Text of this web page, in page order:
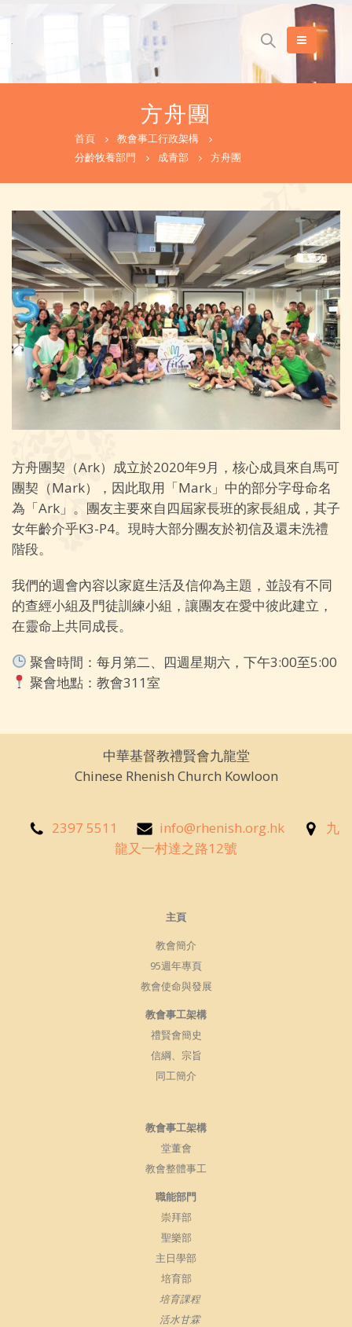
方舟團
首頁
教會事工行政架構
分齡牧養部門
成青部 方舟團
方舟團契（Ark）成立於2020年9月，核心成員來自馬可
團契（Mark），因此取用「Mark」中的部分字母命名
為「Ark」。團友主要來自四屆家長班的家長組成，其子
女年齡介乎K3-P4。現時大部分團友於初信及還未洗禮
階段。
我們的週會內容以家庭生活及信仰為主題，並設有不同
的查經小組及門徒訓練小組，讓團友在愛中彼此建立，
在靈命上共同成長。
聚會時間：每月第二、四週星期六，下午3:00至5:00
聚會地點：教會311室
中華基督教禮賢會九龍堂
Chinese Rhenish Church Kowloon
2397 5511 info@rhenish.org.hk
九
龍又一村達之路12號
主頁
教會簡介
95週年專頁
教會使命與發展
教會事工架構
禮賢會簡史
信綱、宗旨
同工簡介
教會事工架構
堂董會
教會整體事工
職能部門
崇拜部
聖樂部
主日學部
培育部
培育課程
活水甘霖